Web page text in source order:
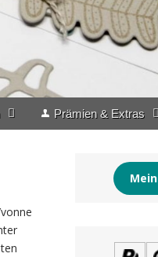
Prämien & Extras